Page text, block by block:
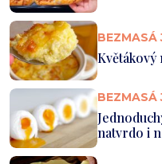
BEZMASÁ
BEZMASÁ
natvrdo i